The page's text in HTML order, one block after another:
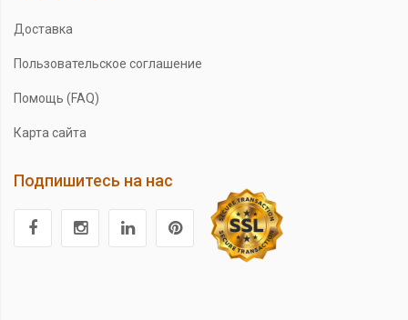
Доставка
Пользовательское соглашение
Помощь (FAQ)
Карта сайта
Подпишитесь на нас